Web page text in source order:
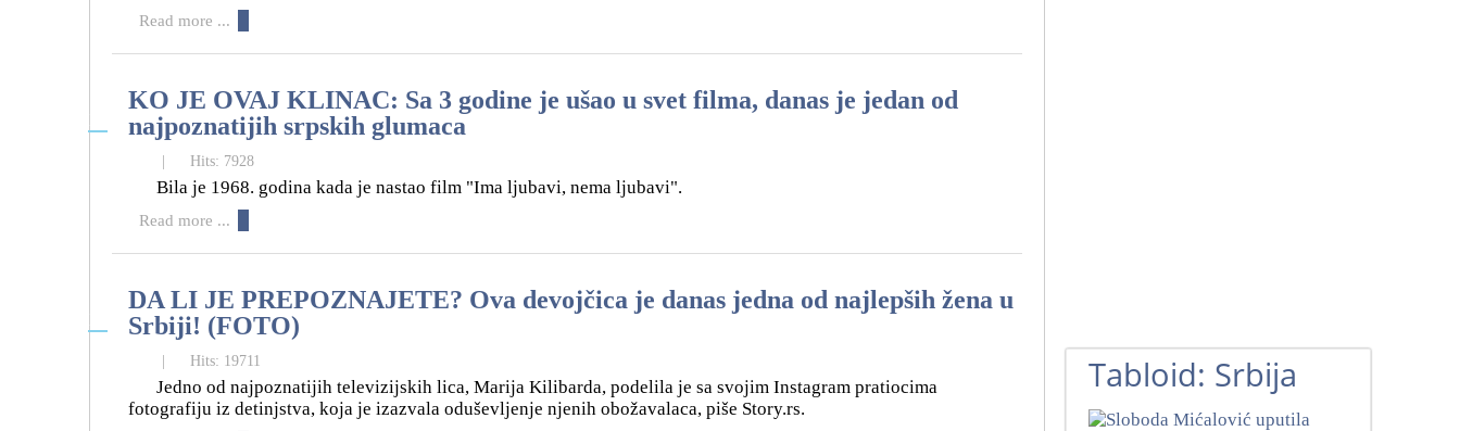
Read more ...
KO JE OVAJ KLINAC: Sa 3 godine je ušao u svet filma, danas je jedan od
najpoznatijih srpskih glumaca
|
Hits: 7928
Bila je 1968. godina kada je nastao film "Ima ljubavi, nema ljubavi".
Read more ...
DA LI JE PREPOZNAJETE? Ova devojčica je danas jedna od najlepših žena u
Srbiji! (FOTO)
|
Hits: 19711
Jedno od najpoznatijih televizijskih lica, Marija Kilibarda, podelila je sa svojim Instagram pratiocima
fotografiju iz detinjstva, koja je izazvala oduševljenje njenih obožavalaca, piše Story.rs.
Tabloid: Srbija